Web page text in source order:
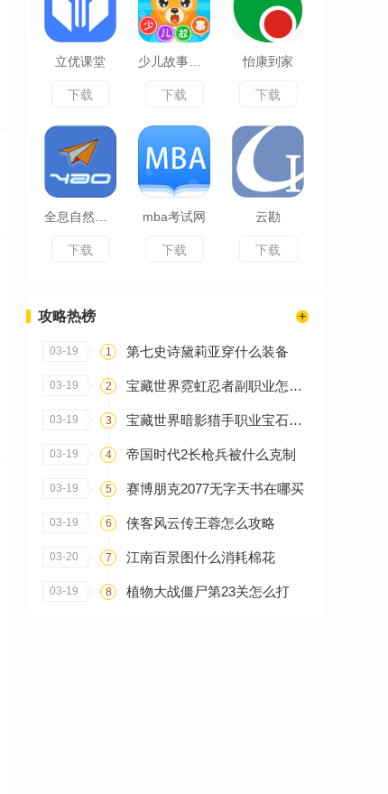
立优课堂
下载 下载
怡康到家
下载
下载
mba考试网
下载
云勘
下载
攻略热榜
03-19 1 第七史诗黛莉亚穿什么装备
03-19 2 宝藏世界霓虹忍者副职业怎么选
03-19 3 宝藏世界暗影猎手职业宝石怎么搭配
03-19 4 帝国时代2长枪兵被什么克制
03-19 5 赛博朋克2077无字天书在哪买
03-19 6 侠客风云传王蓉怎么攻略
03-20 7 江南百景图什么消耗棉花
03-19 8 植物大战僵尸第23关怎么打